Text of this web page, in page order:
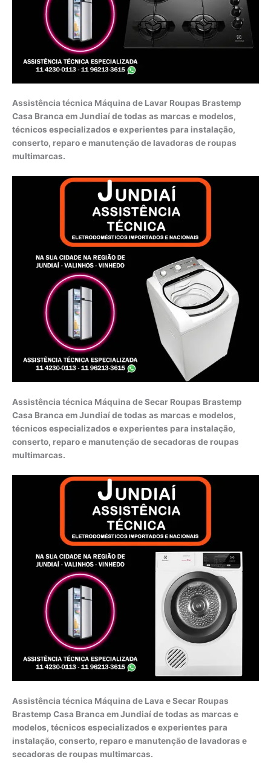
Assistência técnica Máquina de Lavar Roupas Brastemp
Casa Branca em Jundiaí de todas as marcas e modelos,
técnicos especializados e experientes para instalação,
conserto, reparo e manutenção de lavadoras de roupas
multimarcas.
Assistência técnica Máquina de Secar Roupas Brastemp
Casa Branca em Jundiaí de todas as marcas e modelos,
técnicos especializados e experientes para instalação,
conserto, reparo e manutenção de secadoras de roupas
multimarcas.
Assistência técnica Máquina de Lava e Secar Roupas
Brastemp Casa Branca em Jundiaí de todas as marcas e
modelos, técnicos especializados e experientes para
instalação, conserto, reparo e manutenção de lavadoras e
secadoras de roupas multimarcas.